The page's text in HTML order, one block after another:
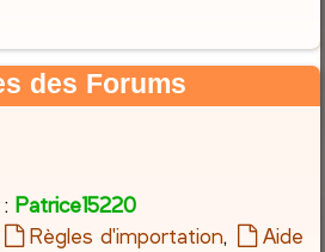
h
des Forums
Patrice15220
Règles d'importation,
Aide